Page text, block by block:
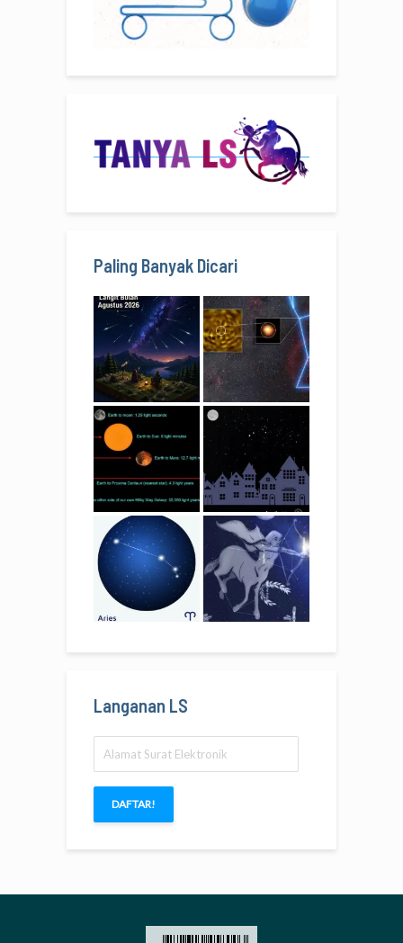
Paling Banyak Dicari
Langanan LS
Surat
Elektronik
DAFTAR!